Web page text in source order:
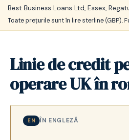
Best Business Loans Ltd, Essex,
Toate prețurile sunt în lire sterline (GBP).
Linie de credit
operare UK în
EN ÎN ENGLEZĂ